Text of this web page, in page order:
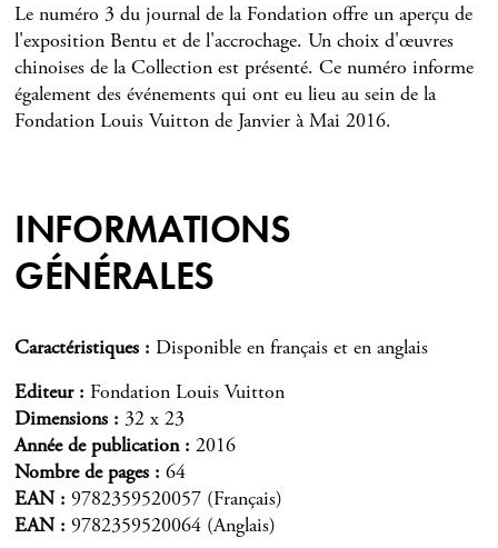
Le numéro 3 du journal de la Fondation offre un aperçu de
l'exposition Bentu et de l'accrochage. Un choix d'œuvres
chinoises de la Collection est présenté. Ce numéro informe
également des événements qui ont eu lieu au sein de la
Fondation Louis Vuitton de Janvier à Mai 2016.
INFORMATIONS
GÉNÉRALES
Caractéristiques
Disponible en français et en anglais
Editeur
Fondation Louis Vuitton
Dimensions
32 x 23
Année de publication
2016
Nombre de pages
64
EAN
9782359520057 (Français)
EAN
9782359520064 (Anglais)